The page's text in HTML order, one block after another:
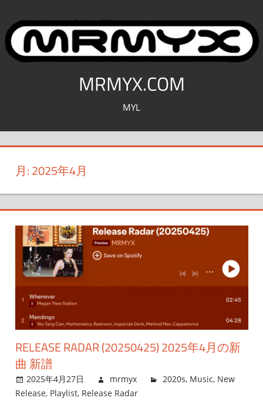
テ
ッ
MRMYX.COM
MYL
月:2025年4月
RELEASE RADAR (20250425) 2025年4月の新
曲 新譜
2025年4月27日 mrmyx 2020s, Music, New
Release, Playlist, Release Radar